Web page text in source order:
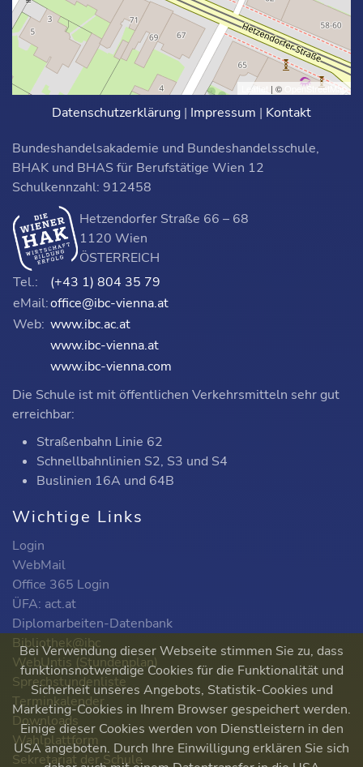
Leaflet | © OpenStreetMap
Datenschutzerklärung | Impressum | Kontakt
Bundeshandelsakademie und Bundeshandelsschule,
BHAK und BHAS für Berufstätige Wien 12
Schulkennzahl: 912458
Hetzendorfer Straße 66 – 68
1120 Wien
ÖSTERREICH
Tel.:
(+43 1) 804 35 79
eMail:office@ibc-vienna.at
Web: www.ibc.ac.at
www.ibc-vienna.at
www.ibc-vienna.com
Die Schule ist mit öffentlichen Verkehrsmitteln sehr gut
erreichbar:
Straßenbahn Linie 62
Schnellbahnlinien S2, S3 und S4
Buslinien 16A und 64B
Wichtige Links
Login
WebMail
Office 365 Login
ÜFA: act.at
Diplomarbeiten-Datenbank
Bibliothek@ibc
WebUntis (Stundenplan)
Sprechstundenliste
Terminkalender
Downloads
Wahlplattform
Sekretariat der Schule
Bei Verwendung dieser Webseite stimmen Sie zu, dass
funktionsnotwendige Cookies für die Funktionalität und
Sicherheit unseres Angebots, Statistik-Cookies und
Marketing-Cookies in Ihrem Browser gespeichert werden.
Einige dieser Cookies werden von Dienstleistern in den
USA angeboten. Durch Ihre Einwilligung erklären Sie sich